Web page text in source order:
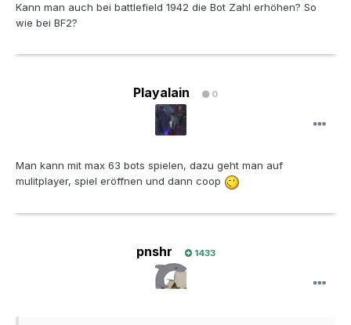
Kann man auch bei battlefield 1942 die Bot Zahl erhöhen? So
wie bei BF2?
Playalain 0
Man kann mit max 63 bots spielen, dazu geht man auf
mulitplayer, spiel eröffnen und dann coop
pnshr 1433